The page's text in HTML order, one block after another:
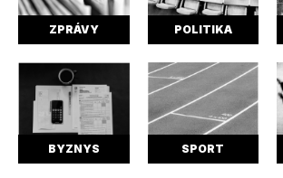
ZPRÁVY POLITIKA
BYZNYS SPORT